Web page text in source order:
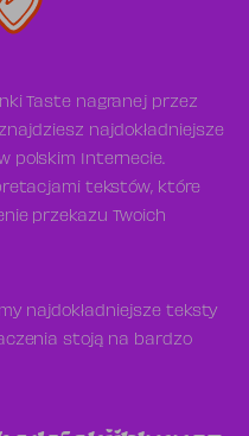
Taste nagranej przez
najdokładniejsze
polskim Internecie.
tekstów, które
przekazu Twoich
najdokładniejsze teksty
stoją na bardzo